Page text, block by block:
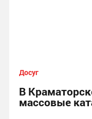
Досуг
В
массовые